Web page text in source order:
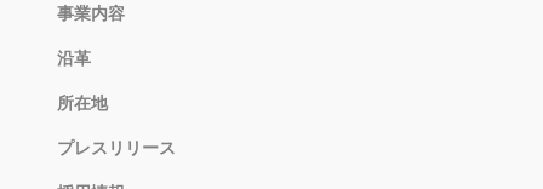
事業内容
沿革
所在地
プレスリリース